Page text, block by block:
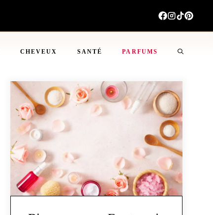
CHEVEUX SANTÉ PARFUMS